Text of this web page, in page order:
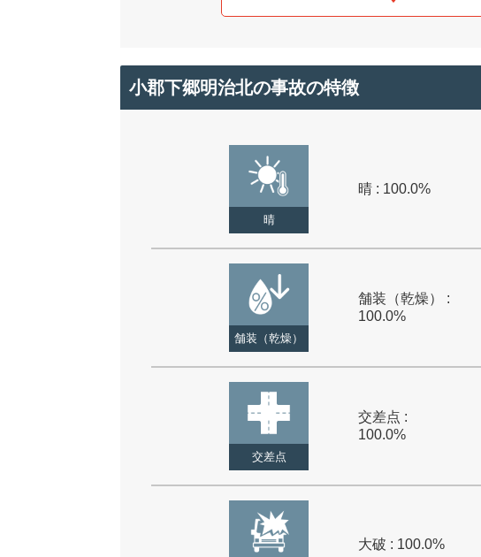
小郡下郷明治北の事故の特徴
晴
晴 : 100.0%
舗装（乾燥）
舗装（乾燥） :
100.0%
交差点
交差点 :
100.0%
大破 : 100.0%